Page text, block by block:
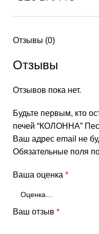
Отзывы (0)
Отзывы
Отзывов пока нет.
Будьте первым, кто
печей “КОЛОННА”
Ваш адрес email не
Обязательные поля
Ваша оценка *
Ваш отзыв *